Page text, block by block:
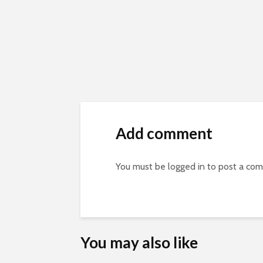
Add comment
You must be logged in to post a
You may also like